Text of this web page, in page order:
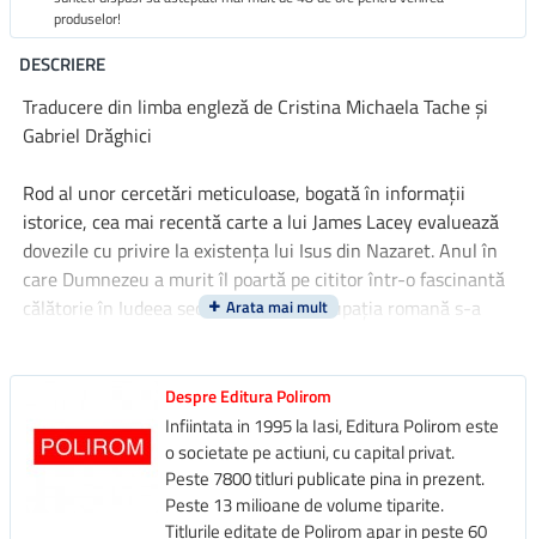
produselor!
Despre Editura Polirom
Infiintata in 1995 la Iasi, Editura Polirom este
o societate pe actiuni, cu capital privat.
Peste 7800 titluri publicate pina in prezent.
Peste 13 milioane de volume tiparite.
Titlurile editate de Polirom apar in peste 60
DESCRIERE
Traducere din limba engleză de Cristina Michaela Tache şi
Gabriel Drăghici
Rod al unor cercetări meticuloase, bogată în informații
istorice, cea mai recentă carte a lui James Lacey evaluează
dovezile cu privire la existența lui Isus din Nazaret. Anul în
care Dumnezeu a murit îl poartă pe cititor într-o fascinantă
călătorie în Iudeea secolului I, unde ocupația romană s-a
lumina cercetărilor contemporane referitoare la Imperiul
Roman din primul secol al erei noastre. Punând viața și
moartea lui Isus în contextul mai larg al lumii romane, Lacey
explică modul în care evenimentele de la Roma le-au
influențat pe cele din Iudeea, făcând ca expansionismul